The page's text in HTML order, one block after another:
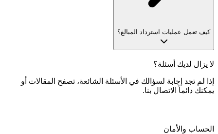
كيف تعمل عمليات استرداد المبالغ؟
لا يزال لديك أسئلة؟
إذا لم تجد إجابة لسؤالك في الأسئلة الشائعة، تصفح المقالات أو
يمكنك دائماً الاتصال بنا.
الحساب والأمان